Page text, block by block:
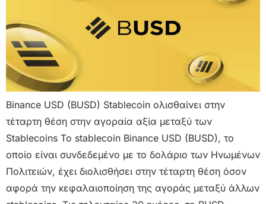
Binance USD (BUSD) Stablecoin ολισθαίνει στην
τέταρτη θέση στην αγοραία αξία μεταξύ των
Stablecoins Το stablecoin Binance USD (BUSD), το
οποίο είναι συνδεδεμένο με το δολάριο των Ηνωμένων
Πολιτειών, έχει διολισθήσει στην τέταρτη θέση όσον
αφορά την κεφαλαιοποίηση της αγοράς μεταξύ άλλων